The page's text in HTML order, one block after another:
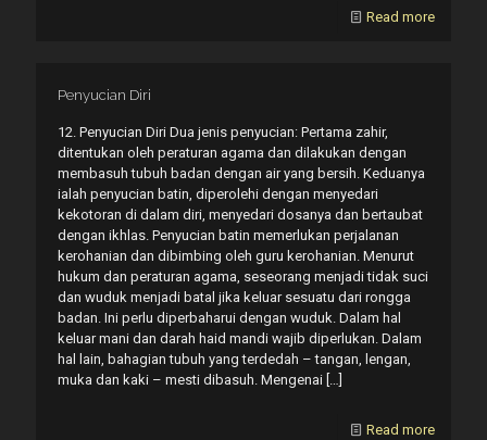
Read more
Penyucian Diri
12. Penyucian Diri Dua jenis penyucian: Pertama zahir,
ditentukan oleh peraturan agama dan dilakukan dengan
membasuh tubuh badan dengan air yang bersih. Keduanya
ialah penyucian batin, diperolehi dengan menyedari
kekotoran di dalam diri, menyedari dosanya dan bertaubat
dengan ikhlas. Penyucian batin memerlukan perjalanan
kerohanian dan dibimbing oleh guru kerohanian. Menurut
hukum dan peraturan agama, seseorang menjadi tidak suci
dan wuduk menjadi batal jika keluar sesuatu dari rongga
badan. Ini perlu diperbaharui dengan wuduk. Dalam hal
keluar mani dan darah haid mandi wajib diperlukan. Dalam
hal lain, bahagian tubuh yang terdedah – tangan, lengan,
muka dan kaki – mesti dibasuh. Mengenai […]
Read more